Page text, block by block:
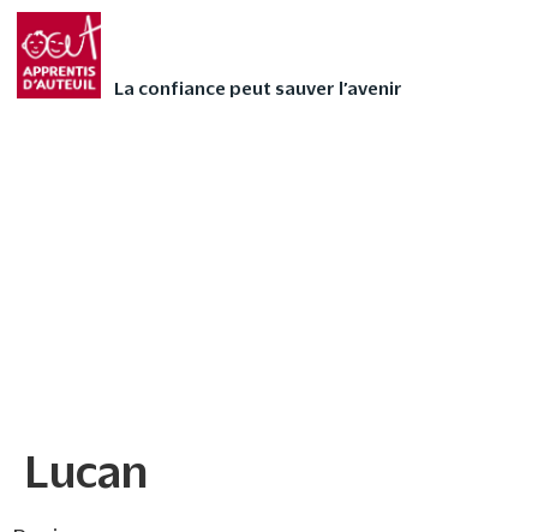
La confiance peut sauver l’avenir
Faites vivre l’Avent
autrement à votre
Lucan